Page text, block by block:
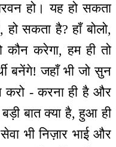
हो। यह हो सकता
सकता है? हाँ बोलो,
करेगा, हम ही तो
बनेंगे! जहाँ भी जो सुन
- करना ही है और
बड़ी बात क्या है, हुआ ही
भी निज़ार भाई और